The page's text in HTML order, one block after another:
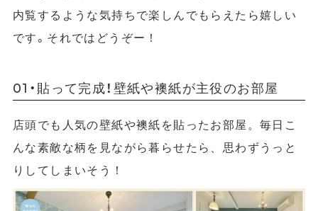
内覧するような気持ちで楽しんでもらえたら嬉しい
です。 それではどうぞー！
01・貼って完成！壁紙や襖紙が主役のお部屋
店頭でも人気の壁紙や襖紙を貼ったお部屋。 毎日こ
んな素敵な柄を見ながら暮らせたら、思わずうっと
りしてしまいそう！